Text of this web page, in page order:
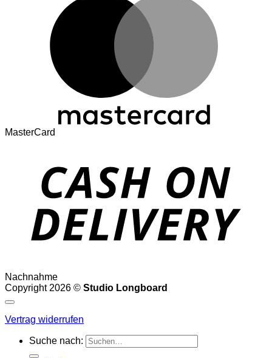
MasterCard
Nachnahme
Copyright 2026 © Studio Longboard
Vertrag widerrufen
Suche nach: